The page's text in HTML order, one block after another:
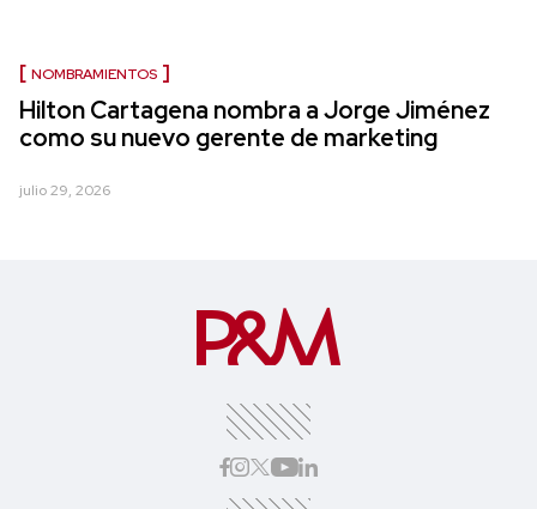
NOMBRAMIENTOS
Hilton Cartagena nombra a Jorge Jiménez
como su nuevo gerente de marketing
julio 29, 2026